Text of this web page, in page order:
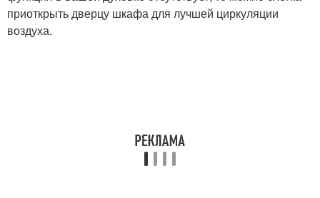
приоткрыть дверцу шкафа для лучшей циркуляции
воздуха.